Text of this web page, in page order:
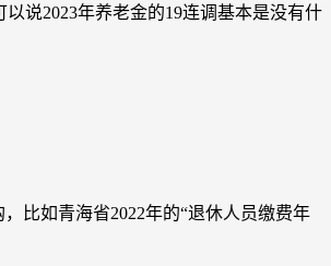
说2023年养老金的19连调基本是没有什
比如青海省2022年的“退休人员缴费年